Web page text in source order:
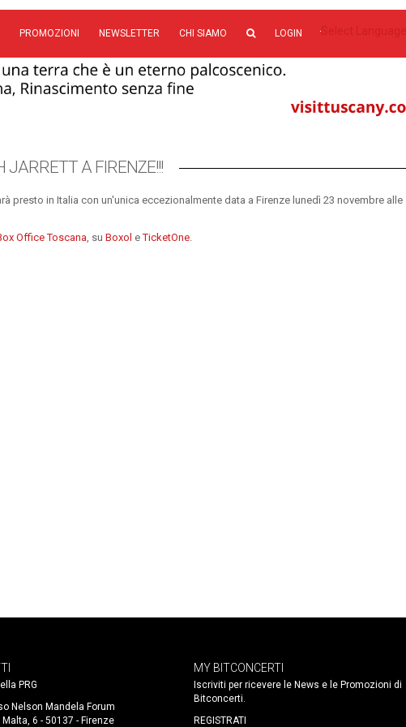
PROMOZIONI NEWSLETTER CHI SIAMO LOGIN
JARRETT A FIRENZE!!!
presto in Italia con un'unica eccezionalmente data a Firenze lunedì 23 novembre alle
Office Toscana, su Boxol eTicketOne.
PRG
Nelson Mandela Forum
6 - 50137 - Firenze
MY BITCONCERTI
Iscriviti per ricevere le News e le Promozioni di
Bitconcerti.
REGISTRATI